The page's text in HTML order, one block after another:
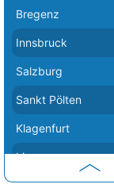
Bregenz
Innsbruck
Salzburg
Sankt Pölten
Klagenfurt
Linz
Eisenstadt